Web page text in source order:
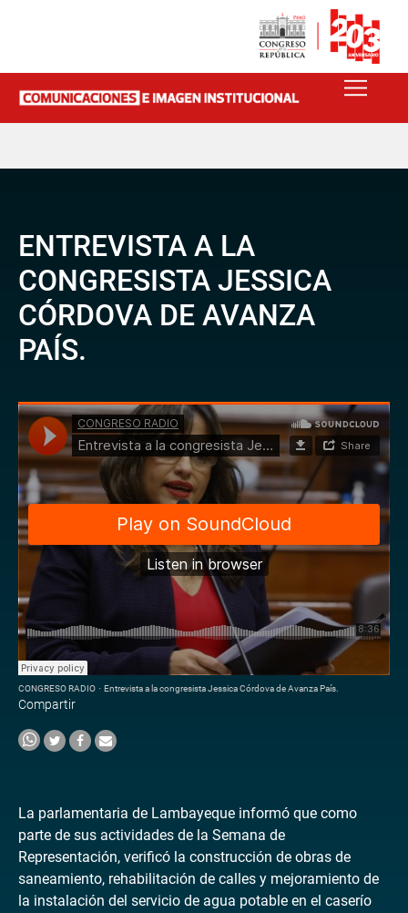
ENTREVISTA A LA
CONGRESISTA JESSICA
CÓRDOVA DE AVANZA
PAÍS.
CONGRESO RADIO · Entrevista a la congresista Jessica Córdova de Avanza País.
Compartir
La parlamentaria de Lambayeque informó que como
parte de sus actividades de la Semana de
Representación, verificó la construcción de obras de
saneamiento, rehabilitación de calles y mejoramiento de
la instalación del servicio de agua potable en el caserío